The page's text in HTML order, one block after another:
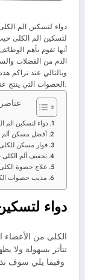
دواء لتسكين الم
لتسكين الم الكلى
أنها تقوم بأهم
الدم من الفضلات
وبالتالي عند تراكم
الحصوات التي ينتج عنها آلام شديدة، فتابعونا لمزيد من المعلومات.
دواء لتسكين الم
أفضل مسكن ألم
فوار مسكن
تخفيف ألم
علاج حصوة
مذيب حصوات
دواء
الكلى من الأعضاء
تتأثر بسهولة ولا
وفيما يلي سوف